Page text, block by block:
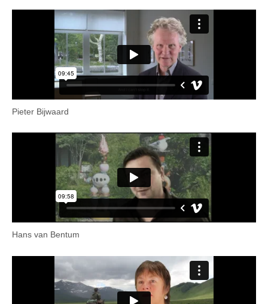
Pieter Bijwaard
Hans van Bentum